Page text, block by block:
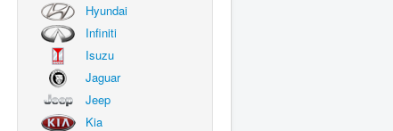
Hyundai
Infiniti
Isuzu
Jaguar
Jeep
Kia